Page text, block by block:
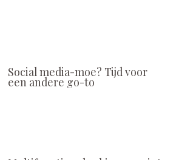
Social media-moe? Tijd voor
een andere go-to